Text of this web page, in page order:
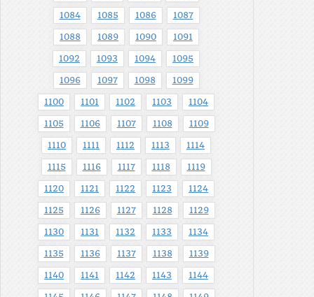
1084 1085 1086 1087
1088 1089 1090 1091
1092 1093 1094 1095
1096 1097 1098 1099
1100 1101 1102 1103 1104
1105 1106 1107 1108 1109
1110 1111 1112 1113 1114
1115 1116 1117 1118 1119
1120 1121 1122 1123 1124
1125 1126 1127 1128 1129
1130 1131 1132 1133 1134
1135 1136 1137 1138 1139
1140 1141 1142 1143 1144